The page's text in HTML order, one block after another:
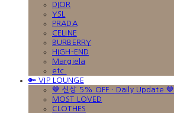
DIOR
YSL
PRADA
CELINE
BURBERRY
HIGH-END
Margiela
etc.
🔑 VIP LOUNGE
🤎 신상 5% OFF · Daily Update 🤎
MOST LOVED
CLOTHES